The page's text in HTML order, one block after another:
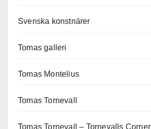
Svenska konstnärer
Tomas galleri
Tomas Montelius
Tomas Tornevall
Tomas Tornevall – Tornevalls Corner